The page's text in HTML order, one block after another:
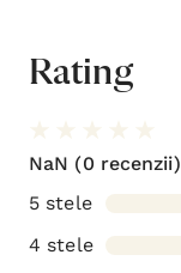
Rating
NaN (0 recenzii)
5 stele
4 stele